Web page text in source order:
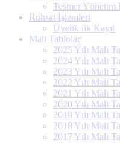
Tesmer Yönetim
Ruhsat İşlemleri
Üyelik ilk Kayıt
Mali Tablolar
2025 Yılı Mali
2024 Yılı Mali
2023 Yılı Mali
2022 Yılı Mali
2021 Yılı Mali
2020 Yılı Mali
2019 Yılı Mali
2018 Yılı Mali
2017 Yılı Mali